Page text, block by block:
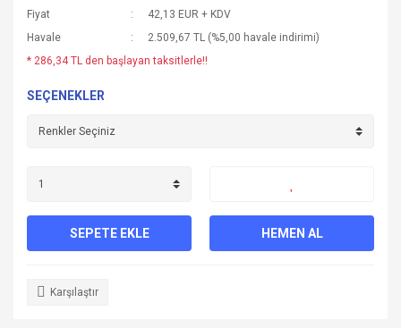
Fiyat
42,13 EUR + KDV
Havale
2.509,67 TL (%5,00 havale indirimi)
* 286,34 TL den başlayan taksitlerle!!
SEÇENEKLER
SEPETE EKLE HEMEN AL
Karşılaştır